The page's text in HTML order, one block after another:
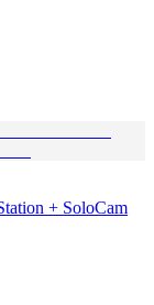
+ SoloCam